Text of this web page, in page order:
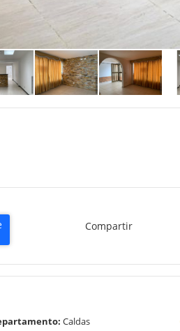
Compartir
Caldas